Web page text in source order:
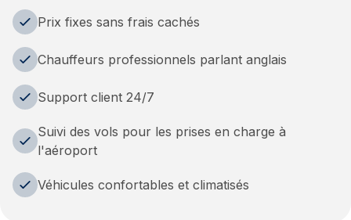
Prix fixes sans frais cachés
Chauffeurs professionnels parlant anglais
Support client 24/7
Suivi des vols pour les prises en charge à
l'aéroport
Véhicules confortables et climatisés